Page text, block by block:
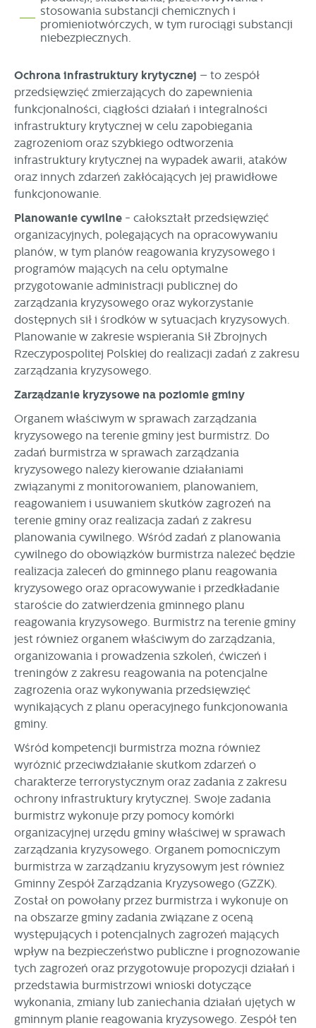
stosowania substancji chemicznych i
promieniotwórczych, w tym rurociągi substancji
niebezpiecznych.
Ochrona infrastruktury krytycznej – to zespół
przedsięwzięć zmierzających do zapewnienia
funkcjonalności, ciągłości działań i integralności
infrastruktury krytycznej w celu zapobiegania
zagrożeniom oraz szybkiego odtworzenia
infrastruktury krytycznej na wypadek awarii, ataków
oraz innych zdarzeń zakłócających jej prawidłowe
funkcjonowanie.
Planowanie cywilne - całokształt przedsięwzięć
organizacyjnych, polegających na opracowywaniu
planów, w tym planów reagowania kryzysowego i
programów mających na celu optymalne
przygotowanie administracji publicznej do
zarządzania kryzysowego oraz wykorzystanie
dostępnych sił i środków w sytuacjach kryzysowych.
Planowanie w zakresie wspierania Sił Zbrojnych
Rzeczypospolitej Polskiej do realizacji zadań z zakresu
zarządzania kryzysowego.
Zarządzanie kryzysowe na poziomie gminy
Organem właściwym w sprawach zarządzania
kryzysowego na terenie gminy jest burmistrz. Do
zadań burmistrza w sprawach zarządzania
kryzysowego należy kierowanie działaniami
związanymi z monitorowaniem, planowaniem,
reagowaniem i usuwaniem skutków zagrożeń na
terenie gminy oraz realizacja zadań z zakresu
planowania cywilnego. Wśród zadań z planowania
cywilnego do obowiązków burmistrza należeć będzie
realizacja zaleceń do gminnego planu reagowania
kryzysowego oraz opracowywanie i przedkładanie
staroście do zatwierdzenia gminnego planu
reagowania kryzysowego. Burmistrz na terenie gminy
jest również organem właściwym do zarządzania,
organizowania i prowadzenia szkoleń, ćwiczeń i
treningów z zakresu reagowania na potencjalne
zagrożenia oraz wykonywania przedsięwzięć
wynikających z planu operacyjnego funkcjonowania
gminy.
Wśród kompetencji burmistrza można również
wyróżnić przeciwdziałanie skutkom zdarzeń o
charakterze terrorystycznym oraz zadania z zakresu
ochrony infrastruktury krytycznej. Swoje zadania
burmistrz wykonuje przy pomocy komórki
organizacyjnej urzędu gminy właściwej w sprawach
zarządzania kryzysowego. Organem pomocniczym
burmistrza w zarządzaniu kryzysowym jest również
Gminny Zespół Zarządzania Kryzysowego (GZZK).
Został on powołany przez burmistrza i wykonuje on
na obszarze gminy zadania związane z oceną
występujących i potencjalnych zagrożeń mających
wpływ na bezpieczeństwo publiczne i prognozowanie
tych zagrożeń oraz przygotowuje propozycji działań i
przedstawia burmistrzowi wnioski dotyczące
wykonania, zmiany lub zaniechania działań ujętych w
gminnym planie reagowania kryzysowego. Zespół ten